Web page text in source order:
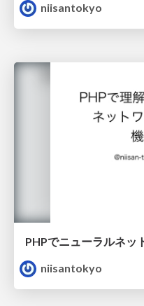
niisantokyo
PHPでニューラルネッ
niisantokyo